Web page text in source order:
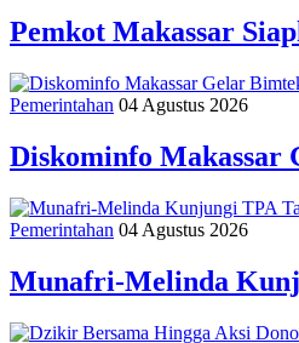
Pemkot Makassar
Pemerintahan 04 Agustus 2026
Diskominfo Makassar
Pemerintahan 04 Agustus 2026
Munafri-Melinda